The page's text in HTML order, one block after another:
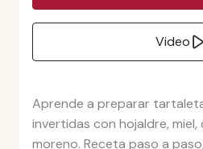
Video
Aprende a preparar
invertidas con hojaldre, miel,
moreno. Receta paso a